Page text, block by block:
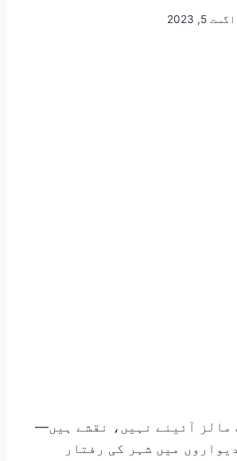
اگست 5, 2023
مالز آئینے نہیں، نقشے ہیں—
میں شہر کی رفتار